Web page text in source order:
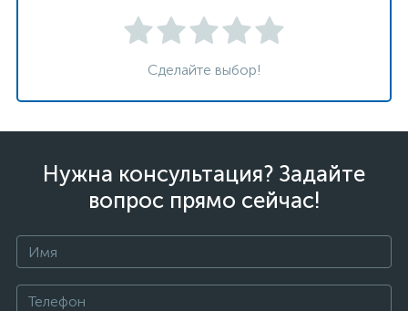
Сделайте выбор!
Нужна консультация? Задайте
вопрос прямо сейчас!